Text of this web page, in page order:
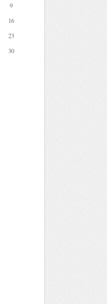
9
16
23
30